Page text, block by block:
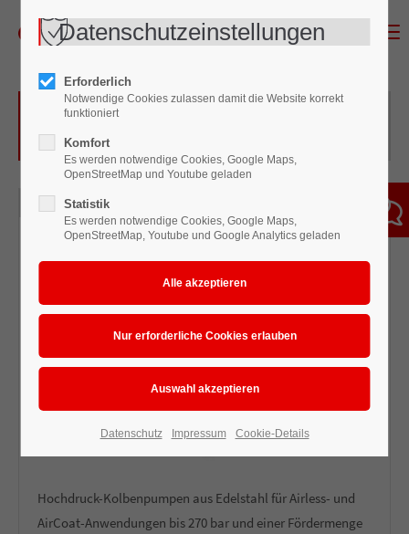
Protective Coating und Finishing
Spritzgeräte
Wagner Finishing Kolbenpumpen
Hochdruck-Kolbenpumpen aus Edelstahl für Airless- und
AirCoat-Anwendungen bis 270 bar und einer Fördermenge
Datenschutzeinstellungen
Erforderlich
Notwendige Cookies zulassen damit die Website korrekt
funktioniert
Komfort
Es werden notwendige Cookies, Google Maps,
OpenStreetMap und Youtube geladen
Statistik
Es werden notwendige Cookies, Google Maps,
OpenStreetMap, Youtube und Google Analytics geladen
Datenschutz Impressum Cookie-Details